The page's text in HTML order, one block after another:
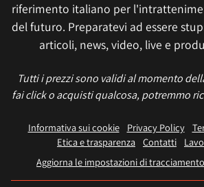
riferimento italiano per
del futuro. Preparatevi ad essere
articoli, news, video, live e
Tutti i prezzi sono validi al momento
fai click o acquisti qualcosa, potremmo
Informativa sui cookie Privacy Policy
Etica e trasparenza Contatti
Aggiorna le impostazioni di